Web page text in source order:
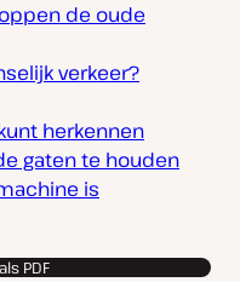
de oude
verkeer?
herkennen
gaten te houden
is
PDF